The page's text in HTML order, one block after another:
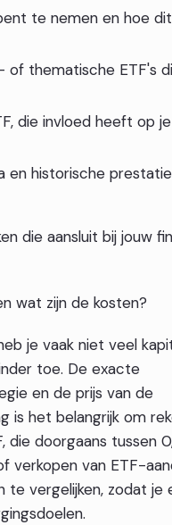
te nemen en hoe dit
of thematische ETF's
die invloed heeft op je
en historische
die aansluit bij jouw
wat zijn de kosten?
je vaak niet veel
toe. De exacte
en de prijs van de
is het belangrijk om
doorgaans tussen
verkopen van ETF-
te vergelijken, zodat je